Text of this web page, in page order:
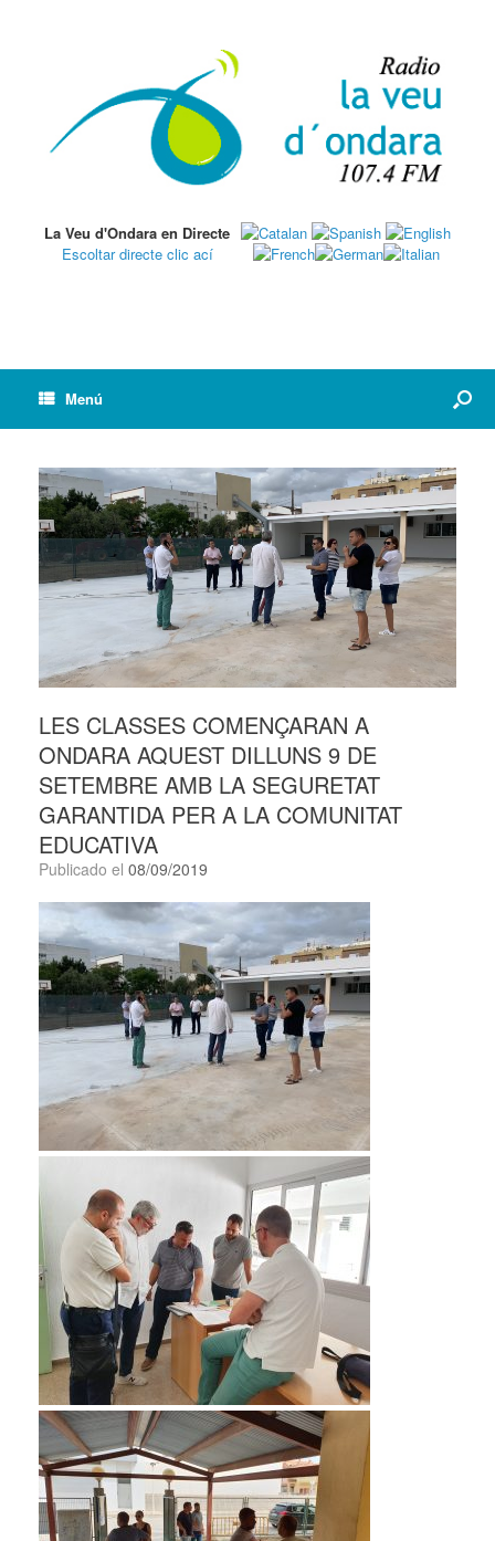
La Veu d'Ondara en Directe
Escoltar directe clic ací
Menú
LES CLASSES COMENÇARAN A
ONDARA AQUEST DILLUNS 9 DE
SETEMBRE AMB LA SEGURETAT
GARANTIDA PER A LA COMUNITAT
EDUCATIVA
Publicado el 08/09/2019